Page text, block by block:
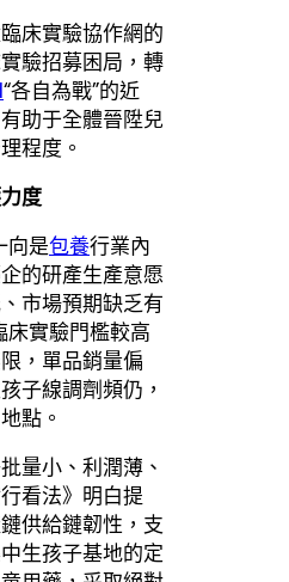
床實驗協作網的
驗招募困局，轉
“各自為戰”的近
助于全體晉陞兒
程度。
度
向是包養行業內
的研產生產意愿
市場預期缺乏有
床實驗門檻較高
，單品銷量偏
子線調劑頻仍，
點。
量小、利潤薄、
看法》明白提
供給鏈韌性，支
生孩子基地的定